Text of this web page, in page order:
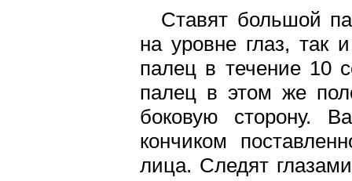
Ставят большой
на уровне глаз, так
палец в течение 10
палец в этом же
боковую сторону.
кончиком
лица. Следят